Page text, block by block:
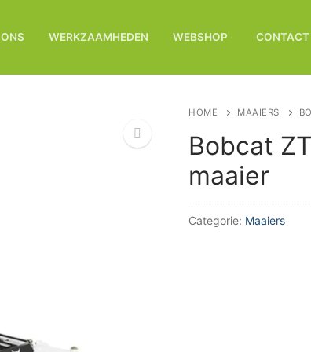
WERKZAAMHEDEN WEBSHOP CONTACT
HOME MAAIERS
Bobcat
maaier
Categorie: Maaiers